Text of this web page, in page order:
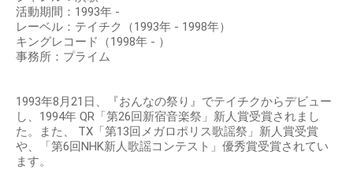
活動期間：1993年 -
レーベル：テイチク（1993年 - 1998年）
キングレコード（1998年 - ）
事務所：プライム
1993年8月21日、『おんなの祭り』でテイチクからデビュー
し、1994年 QR「第26回新宿音楽祭」新人賞受賞されまし
た。また、 TX「第13回メガロポリス歌謡祭」新人賞受賞
や、「第6回NHK新人歌謡コンテスト」優秀賞受賞されてい
ます。